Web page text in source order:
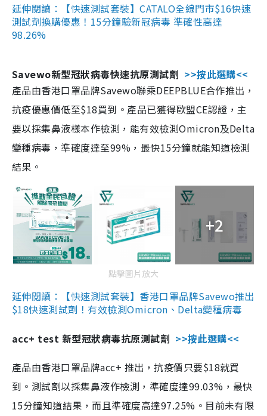
延伸閱讀：【快速測試套裝】CATALO全線門市$16快速
測試劑換購優惠！15分鐘驗新冠病毒 準確性高達
98.26%
Savewo新型冠狀病毒快速抗原測試劑 >>按此選購<<
產品由香港口罩品牌Savewo聯乘DEEPBLUE合作推出，
抗疫優惠價低至$18買到。產品已獲得歐盟CE認證，主
要以採集鼻液樣本作檢測，能有效檢測Omicron及Delta
變種病毒，準確度達至99%，最快15分鐘就能知道檢測
結果。
+2
點擊圖片放大
延伸閱讀：【快速測試套裝】香港口罩品牌Savewo推出
$18快速測試劑！有效檢測Omicron、Delta變種病毒
acc+ test 新型冠狀病毒抗原測試劑 >>按此選購<<
產品由香港口罩品牌acc+ 推出，抗疫價只要$18就買
到。測試劑以採集鼻液作檢測，準確度達99.03%，最快
15分鐘知道結果，而且準確度高達97.25%。目前未有限